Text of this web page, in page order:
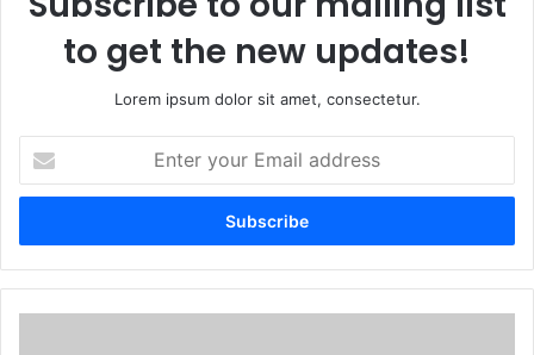
to get the new updates!
Lorem ipsum dolor sit amet, consectetur.
your
Email